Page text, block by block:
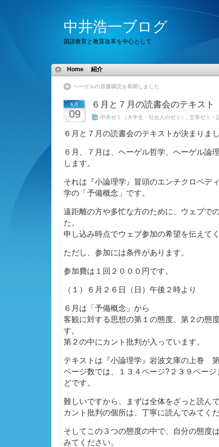
中井浩一ブログ
国語教育と教育改革を中心として
Home 紹介
ヘーゲルの原書購読を再開しました
6月
09
６月と７月の読書会のテキスト
中井ゼミ（大学生・社会人のゼミ） 文章ゼミ・
６月と７月の読書会のテキストが決まりま
６月、７月は、ヘーゲル哲学、ヘーゲル論
します。
それは『小論理学』冒頭のエンチクロペデ
学の「予備概念」です。
遠距離の方や多忙な方のために、ウェブで
た。
申し込み時点でウェブ参加の希望を伝えて
ただし、参加には条件があります。
参加費は１回２０００円です。
（１）６月２６日（日）午後２時より
６月は「予備概念」から
客観に対する思想の第１の態度、第２の態
す。
第２の中にカント批判が入っています。
テキストは『小論理学』岩波文庫の上巻
ページ数では、１３４ページ?２３９ペー
どです。
難しいですから、まずは全体をざっと読ん
カント批判の個所は、丁寧に読んでみてく
そしてこの３つの態度の中で、自分の態度
みてください。